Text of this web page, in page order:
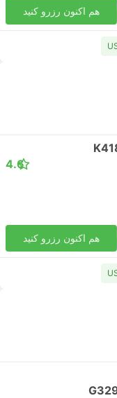
هم اکنون رزرو کنید
4.6
هم اکنون رزرو کنید